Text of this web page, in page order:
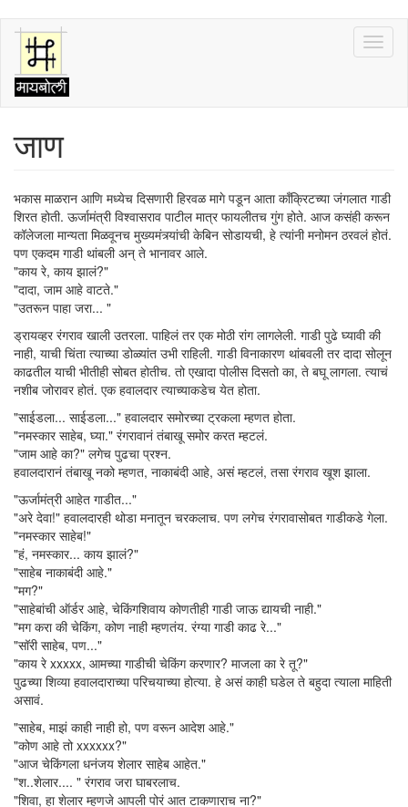
Skip
main
content
जाण
भकास माळरान आणि मध्येच दिसणारी हिरवळ मागे पडून आता काँक्रिटच्या जंगलात गाडी
शिरत होती. ऊर्जामंत्री विश्वासराव पाटील मात्र फायलीतच गुंग होते. आज कसंही करून
कॉलेजला मान्यता मिळवूनच मुख्यमंत्र्यांची केबिन सोडायची, हे त्यांनी मनोमन ठरवलं होतं.
पण एकदम गाडी थांबली अन् ते भानावर आले.
"काय रे, काय झालं?"
"दादा, जाम आहे वाटते."
"उतरून पाहा जरा... "
ड्रायव्हर रंगराव खाली उतरला. पाहिलं तर एक मोठी रांग लागलेली. गाडी पुढे घ्यावी की
नाही, याची चिंता त्याच्या डोळ्यांत उभी राहिली. गाडी विनाकारण थांबवली तर दादा सोलून
काढतील याची भीतीही सोबत होतीच. तो एखादा पोलीस दिसतो का, ते बघू लागला. त्याचं
नशीब जोरावर होतं. एक हवालदार त्याच्याकडेच येत होता.
"साईडला... साईडला..." हवालदार समोरच्या ट्रकला म्हणत होता.
"नमस्कार साहेब, घ्या." रंगरावानं तंबाखू समोर करत म्हटलं.
"जाम आहे का?" लगेच पुढचा प्रश्न.
हवालदारानं तंबाखू नको म्हणत, नाकाबंदी आहे, असं म्हटलं, तसा रंगराव खूश झाला.
"ऊर्जामंत्री आहेत गाडीत..."
"अरे देवा!" हवालदारही थोडा मनातून चरकलाच. पण लगेच रंगरावासोबत गाडीकडे गेला.
"नमस्कार साहेब!"
"हं, नमस्कार... काय झालं?"
"साहेब नाकाबंदी आहे."
"मग?"
"साहेबांची ऑर्डर आहे, चेकिंगशिवाय कोणतीही गाडी जाऊ द्यायची नाही."
"मग करा की चेकिंग, कोण नाही म्हणतंय. रंग्या गाडी काढ रे..."
"सॉरी साहेब, पण..."
"काय रे xxxxx, आमच्या गाडीची चेकिंग करणार? माजला का रे तू?"
पुढच्या शिव्या हवालदाराच्या परिचयाच्या होत्या. हे असं काही घडेल ते बहुदा त्याला माहिती
असावं.
"साहेब, माझं काही नाही हो, पण वरून आदेश आहे."
"कोण आहे तो xxxxxx?"
"आज चेकिंगला धनंजय शेलार साहेब आहेत."
"श..शेलार.... " रंगराव जरा घाबरलाच.
"शिवा, हा शेलार म्हणजे आपली पोरं आत टाकणाराच ना?"